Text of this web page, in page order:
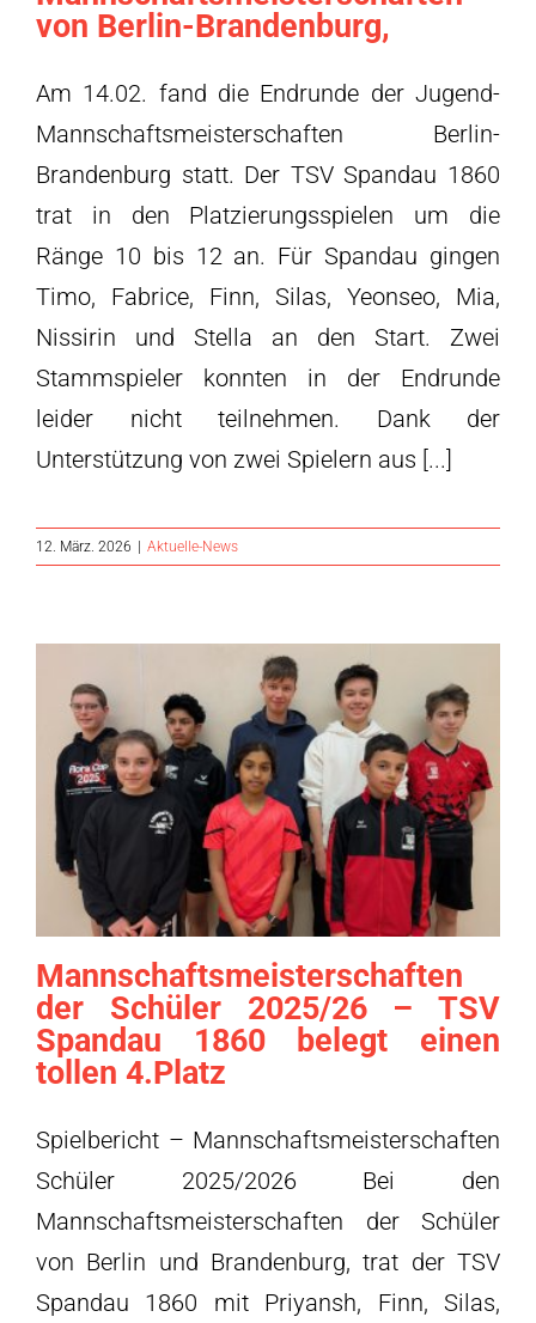
von Berlin-Brandenburg,
Am 14.02. fand die Endrunde der Jugend-
Mannschaftsmeisterschaften Berlin-
Brandenburg statt. Der TSV Spandau 1860
trat in den Platzierungsspielen um die
Ränge 10 bis 12 an. Für Spandau gingen
Timo, Fabrice, Finn, Silas, Yeonseo, Mia,
Nissirin und Stella an den Start. Zwei
Stammspieler konnten in der Endrunde
leider nicht teilnehmen. Dank der
Unterstützung von zwei Spielern aus [...]
12. März. 2026 Aktuelle-News
Mannschaftsmeisterschaften
der Schüler 2025/26 – TSV
Spandau 1860 belegt einen
tollen 4.Platz
Spielbericht – Mannschaftsmeisterschaften
Schüler 2025/2026 Bei den
Mannschaftsmeisterschaften der Schüler
von Berlin und Brandenburg, trat der TSV
Spandau 1860 mit Priyansh, Finn, Silas,